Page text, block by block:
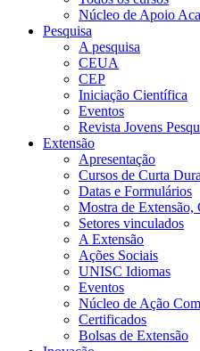
Núcleo de Apoio
Pesquisa
A pesquisa
CEUA
CEP
Iniciação Científica
Eventos
Revista Jovens
Extensão
Apresentação
Cursos de Curta
Datas e Formulários
Mostra de Extensão,
Setores vinculados
A Extensão
Ações Sociais
UNISC Idiomas
Eventos
Núcleo de Ação
Certificados
Bolsas de Extensão